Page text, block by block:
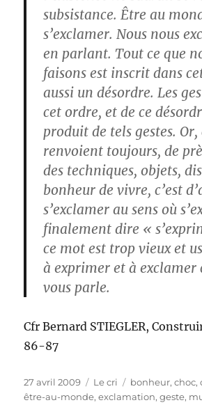
subsistance. Être au
s’exclamer. Nous nous
en parlant. Tout ce que
faisons est inscrit dans
aussi un désordre. Les
cet ordre, et de ce
produit de tels gestes. Or,
renvoient toujours, de
des techniques, objets,
bonheur de vivre, c’est
s’exclamer au sens où
finalement dire «
ce mot est trop vieux et
à exprimer et à exclamer
vous parle.
Cfr Bernard STIEGLER,
86-87
Publié
le
27 avril 2009 Catégories
Le cri Étiquettes
bonheur,choc,
être-au-monde,exclamation,geste,